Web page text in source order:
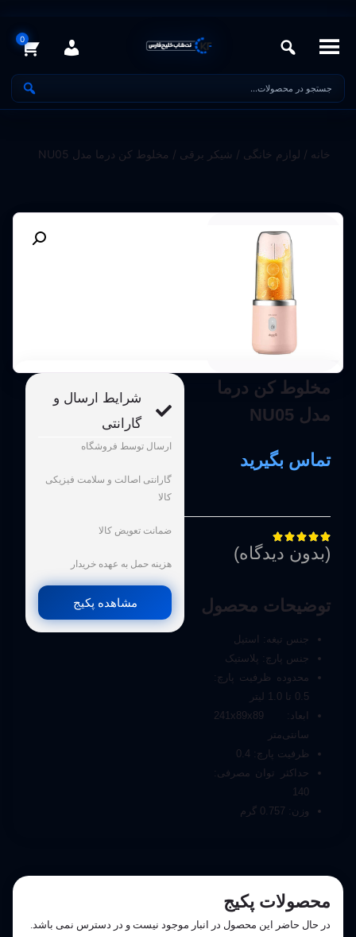
خانه / لوازم خانگی / شیکر برقی / مخلوط کن درما مدل NU05
مخلوط کن درما
مدل NU05
تماس بگیرید





(بدون دیدگاه)
توضیحات محصول
جنس تیغه: استیل
جنس پارچ: پلاستیک
محدوده ظرفیت پارچ:
0.5 تا 1.0 لیتر
ابعاد: 241x89x89
سانتی‌متر
ظرفیت پارچ: 0.4
حداکثر توان مصرفی:
140
وزن: 0.757 گرم
شرایط ارسال و
گارانتی
ارسال توسط فروشگاه
گارانتی اصالت و سلامت فیزیکی
کالا
ضمانت تعویض کالا
هزینه حمل به عهده خریدار
مشاهده پکیج
محصولات پکیج
در حال حاضر این محصول در انبار موجود نیست و در دسترس نمی باشد.